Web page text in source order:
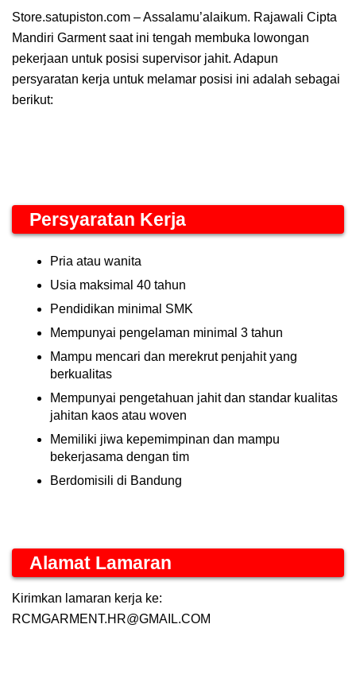
Store.satupiston.com – Assalamu’alaikum. Rajawali Cipta
Mandiri Garment saat ini tengah membuka lowongan
pekerjaan untuk posisi supervisor jahit. Adapun
persyaratan kerja untuk melamar posisi ini adalah sebagai
berikut:
Persyaratan Kerja
Pria atau wanita
Usia maksimal 40 tahun
Pendidikan minimal SMK
Mempunyai pengelaman minimal 3 tahun
Mampu mencari dan merekrut penjahit yang
berkualitas
Mempunyai pengetahuan jahit dan standar kualitas
jahitan kaos atau woven
Memiliki jiwa kepemimpinan dan mampu
bekerjasama dengan tim
Berdomisili di Bandung
Alamat Lamaran
Kirimkan lamaran kerja ke:
RCMGARMENT.HR@GMAIL.COM